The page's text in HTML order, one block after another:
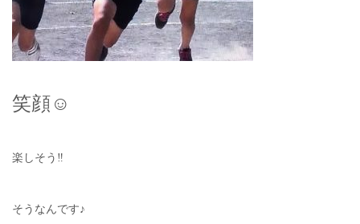
笑顔☺︎
楽しそう‼︎
そうなんです♪